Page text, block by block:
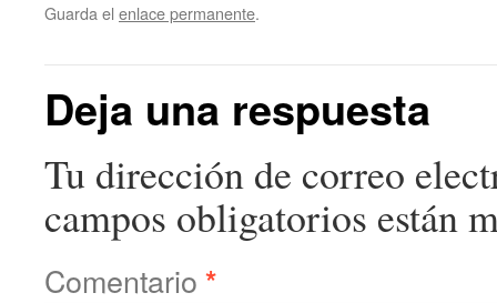
Guarda el enlace permanente.
Deja una respuesta
Tu dirección de correo
campos obligatorios están
Comentario *